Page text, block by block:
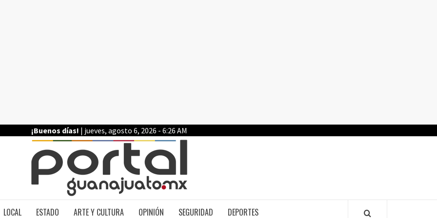
¡Buenos días! | jueves, agosto 6, 2026 - 6:26 AM
LOCAL ESTADO ARTE Y CULTURA OPINIÓN SEGURIDAD DEPORTES